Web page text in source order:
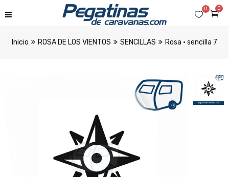
0
0
Inicio ROSA DE LOS VIENTOS SENCILLAS Rosa · sencilla 7